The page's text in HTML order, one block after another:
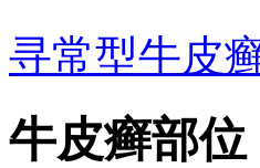
寻常型牛皮
牛皮癣部位